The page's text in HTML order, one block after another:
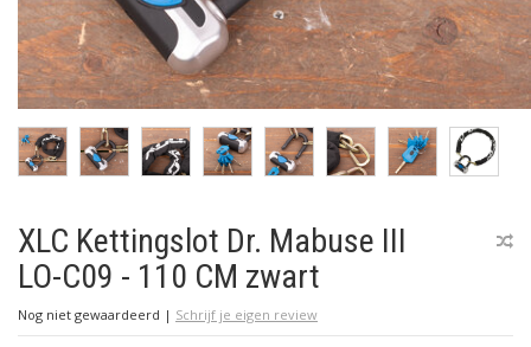
XLC Kettingslot Dr. Mabuse III
LO-C09 - 110 CM zwart
Nog niet gewaardeerd | Schrijf je eigen review